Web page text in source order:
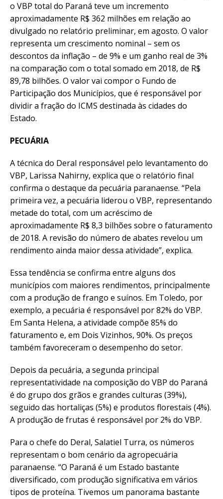
o VBP total do Paraná teve um incremento
aproximadamente R$ 362 milhões em relação ao
divulgado no relatório preliminar, em agosto. O valor
representa um crescimento nominal – sem os
descontos da inflação – de 9% e um ganho real de 3%
na comparação com o total somado em 2018, de R$
89,78 bilhões. O valor vai compor o Fundo de
Participação dos Municípios, que é responsável por
dividir a fração do ICMS destinada às cidades do
Estado.
PECUÁRIA
A técnica do Deral responsável pelo levantamento do
VBP, Larissa Nahirny, explica que o relatório final
confirma o destaque da pecuária paranaense. “Pela
primeira vez, a pecuária liderou o VBP, representando
metade do total, com um acréscimo de
aproximadamente R$ 8,3 bilhões sobre o faturamento
de 2018. A revisão do número de abates revelou um
rendimento ainda maior dessa atividade”, explica.
Essa tendência se confirma entre alguns dos
municípios com maiores rendimentos, principalmente
com a produção de frango e suínos. Em Toledo, por
exemplo, a pecuária é responsável por 82% do VBP.
Em Santa Helena, a atividade compõe 85% do
faturamento e, em Dois Vizinhos, 90%. Os preços
também favoreceram o desempenho do setor.
Depois da pecuária, a segunda principal
representatividade na composição do VBP do Paraná
é do grupo dos grãos e grandes culturas (39%),
seguido das hortaliças (5%) e produtos florestais (4%).
A produção de frutas é responsável por 2% do VBP.
Para o chefe do Deral, Salatiel Turra, os números
representam o bom cenário da agropecuária
paranaense. “O Paraná é um Estado bastante
diversificado, com produção significativa em vários
tipos de proteína. Tivemos um panorama bastante